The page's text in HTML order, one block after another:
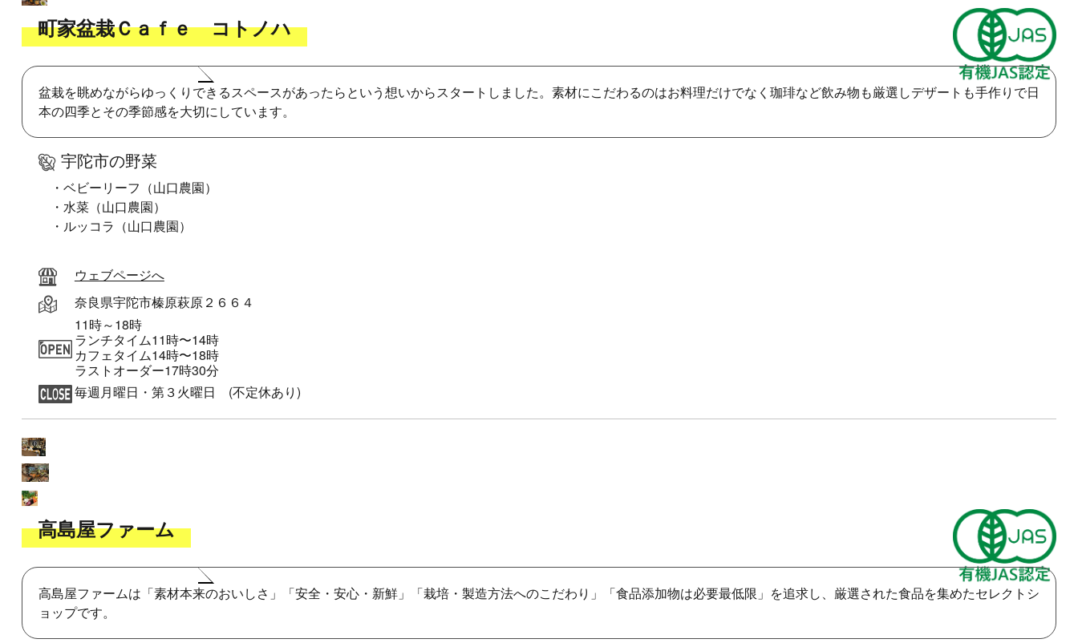
町家盆栽Ｃａｆｅ コトノハ
盆栽を眺めながらゆっくりできるスペースがあったらという想いからスタートしました。素材にこだわるのはお料理だけでなく珈琲など飲み物も厳選しデザートも手作りで日
本の四季とその季節感を大切にしています。
宇陀市の野菜
・ベビーリーフ（山口農園）
・水菜（山口農園）
・ルッコラ（山口農園）
ウェブページへ
奈良県宇陀市榛原萩原２６６４
11時～18時
ランチタイム11時〜14時
カフェタイム14時〜18時
ラストオーダー17時30分
毎週月曜日・第３火曜日 (不定休あり)
高島屋ファーム
高島屋ファームは「素材本来のおいしさ」「安全・安心・新鮮」「栽培・製造方法へのこだわり」「食品添加物は必要最低限」を追求し、厳選された食品を集めたセレクトシ
ョップです。